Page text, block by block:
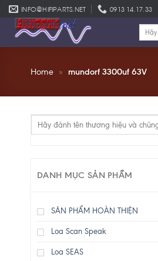
Skip
to
content
INFO@HIFIPARTS.NET 0913 14.17.33
Tìm
Home » mundorf 3300uf 63V
Tìm
DANH MỤC SẢN PHẨM
SẢN PHẨM HOÀN THIỆN
Loa Scan Speak
Loa SEAS